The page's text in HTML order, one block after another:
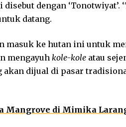
dengan ‘Tonotwiyat’.
datang.
masuk ke hutan ini untuk
mengayuhkole-kole atau
akan dijual di pasar
Mangrove di Mimika